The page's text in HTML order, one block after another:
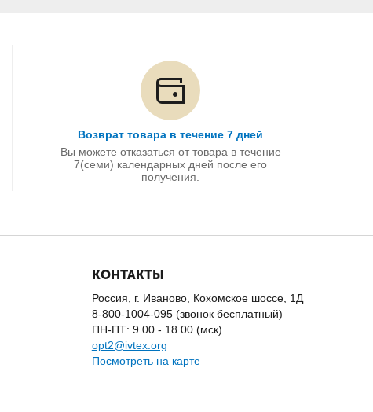
Возврат товара в течение 7 дней
Вы можете отказаться от товара в течение
7(семи) календарных дней после его
получения.
КОНТАКТЫ
Россия, г. Иваново, Кохомское шоссе, 1Д
8-800-1004-095 (звонок бесплатный)
ПН-ПТ: 9.00 - 18.00 (мск)
opt2@ivtex.org
Посмотреть на карте